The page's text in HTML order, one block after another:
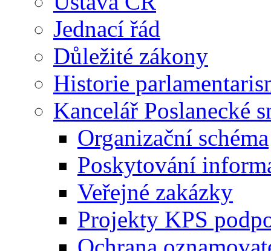
Jednací řád
Důležité zákony
Historie
Kancelář Poslanecké
Organizační schéma
Poskytování
Veřejné zakázky
Projekty KPS